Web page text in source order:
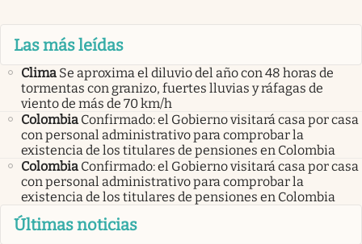
Las más leídas
Clima Se aproxima el diluvio del año con 48 horas de
tormentas con granizo, fuertes lluvias y ráfagas de
viento de más de 70 km/h
Colombia Confirmado: el Gobierno visitará casa por casa
con personal administrativo para comprobar la
existencia de los titulares de pensiones en Colombia
Colombia Confirmado: el Gobierno visitará casa por casa
con personal administrativo para comprobar la
existencia de los titulares de pensiones en Colombia
Últimas noticias